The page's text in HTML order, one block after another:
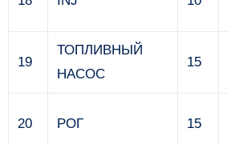
19
ТОПЛИВНЫЙ
НАСОС
15
20 РОГ 15